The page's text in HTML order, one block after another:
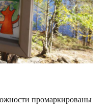
промаркированы